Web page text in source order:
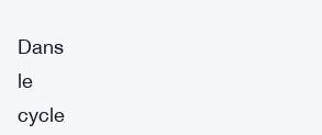
Dans
le
cycle